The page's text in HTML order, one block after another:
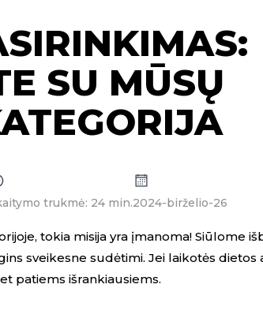
SU MŪSŲ
trukmė: 24 min.2024-birželio-26
tokia misija yra įmanoma! Siūlome
sveikesne sudėtimi. Jei laikotės dietos
patiems išrankiausiems.